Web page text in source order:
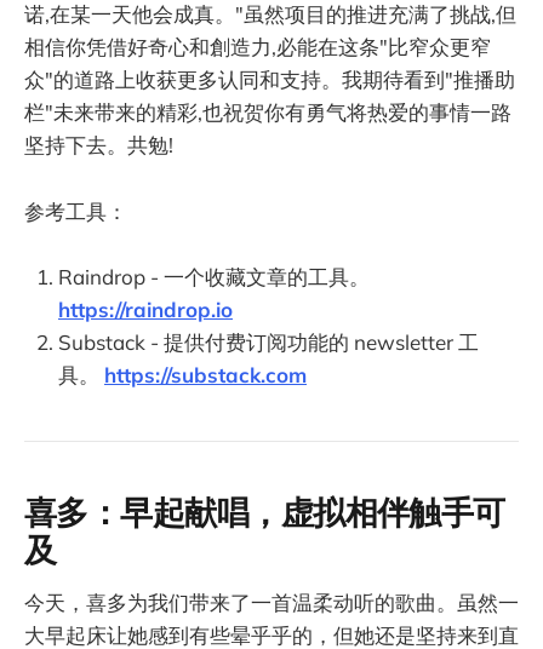
诺,在某一天他会成真。"虽然项目的推进充满了挑战,但
相信你凭借好奇心和創造力,必能在这条"比窄众更窄
众"的道路上收获更多认同和支持。我期待看到"推播助
栏"未来带来的精彩,也祝贺你有勇气将热爱的事情一路
坚持下去。共勉!
参考工具：
Raindrop - 一个收藏文章的工具。
https://raindrop.io
Substack - 提供付费订阅功能的 newsletter 工
具。 https://substack.com
喜多：早起献唱，虚拟相伴触手可
及
今天，喜多为我们带来了一首温柔动听的歌曲。虽然一
大早起床让她感到有些晕乎乎的，但她还是坚持来到直